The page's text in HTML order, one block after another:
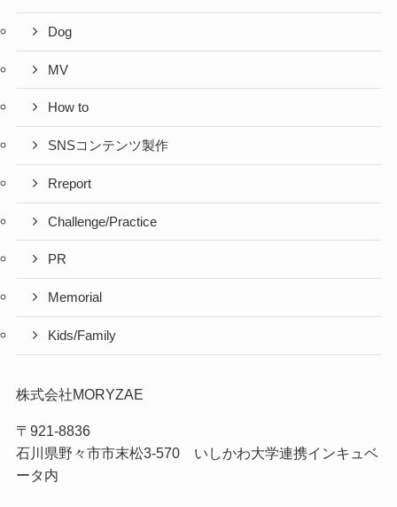
Dog
MV
How to
SNSコンテンツ製作
Rreport
Challenge/Practice
PR
Memorial
Kids/Family
株式会社MORYZAE
〒921-8836
石川県野々市市末松3-570 いしかわ大学連携インキュベ
ータ内